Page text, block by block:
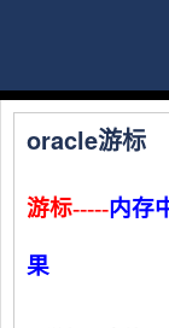
oracle游标
游标-----内存
果